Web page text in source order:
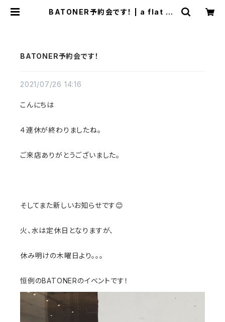
BATONER予約会です！ | a flat sh
BATONER予約会です！
2021/07/26 14:16
こんにちは
４連休が終わりましたね。
ご来店ありがとうございました。
そしてまた新しいお知らせです😊
火、水は定休日となりますが、
休み明けの木曜日より。。。
恒例のBATONERのイベントです！